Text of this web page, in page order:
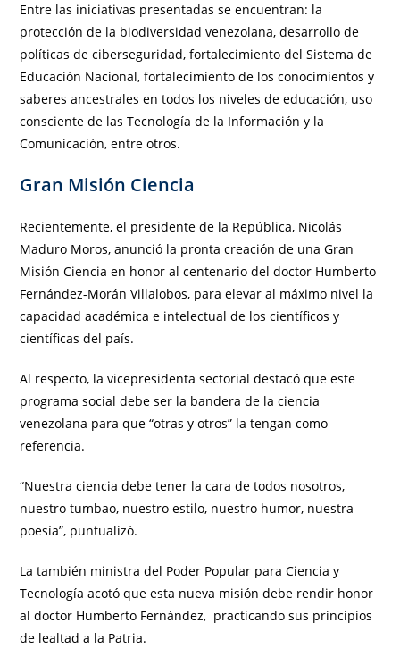
Entre las iniciativas presentadas se encuentran: la
protección de la biodiversidad venezolana, desarrollo de
políticas de ciberseguridad, fortalecimiento del Sistema de
Educación Nacional, fortalecimiento de los conocimientos y
saberes ancestrales en todos los niveles de educación, uso
consciente de las Tecnología de la Información y la
Comunicación, entre otros.
Gran Misión Ciencia
Recientemente, el presidente de la República, Nicolás
Maduro Moros, anunció la pronta creación de una Gran
Misión Ciencia en honor al centenario del doctor Humberto
Fernández-Morán Villalobos, para elevar al máximo nivel la
capacidad académica e intelectual de los científicos y
científicas del país.
Al respecto, la vicepresidenta sectorial destacó que este
programa social debe ser la bandera de la ciencia
venezolana para que “otras y otros” la tengan como
referencia.
“Nuestra ciencia debe tener la cara de todos nosotros,
nuestro tumbao, nuestro estilo, nuestro humor, nuestra
poesía”, puntualizó.
La también ministra del Poder Popular para Ciencia y
Tecnología acotó que esta nueva misión debe rendir honor
al doctor Humberto Fernández, practicando sus principios
de lealtad a la Patria.